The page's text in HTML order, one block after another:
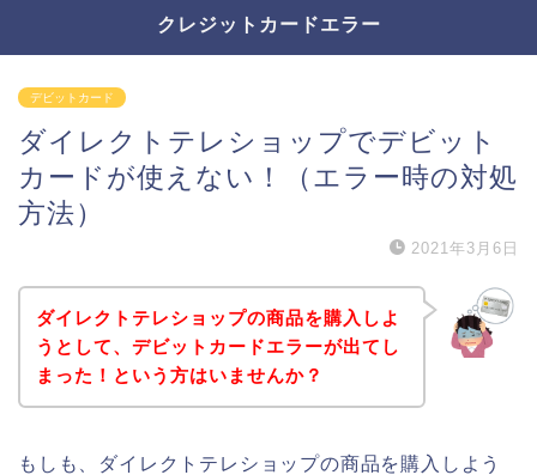
クレジットカードエラー
デビットカード
ダイレクトテレショップでデビット
カードが使えない！（エラー時の対処
方法）
2021年3月6日
ダイレクトテレショップの商品を購入しよ
うとして、デビットカードエラーが出てし
まった！という方はいませんか？
もしも、ダイレクトテレショップの商品を購入しよう